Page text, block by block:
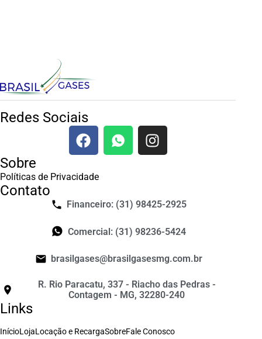
Links
InícioLojaLocação e RecargaSobreFale Conosco
Contato
Financeiro: (31) 98425-2925
Comercial: (31) 98236-5424
brasilgases@brasilgasesmg.com.br
R. Rio Paracatu, 337 - Riacho das Pedras -
Contagem - MG, 32280-240
Redes Sociais
Sobre
Políticas de Privacidade